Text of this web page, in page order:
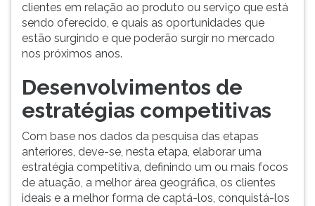
clientes em relação ao produto ou serviço que está
sendo oferecido, e quais as oportunidades que
estão surgindo e que poderão surgir no mercado
nos próximos anos.
Desenvolvimentos de
estratégias competitivas
Com base nos dados da pesquisa das etapas
anteriores, deve-se, nesta etapa, elaborar uma
estratégia competitiva, definindo um ou mais focos
de atuação, a melhor área geográfica, os clientes
ideais e a melhor forma de captá-los, conquistá-los